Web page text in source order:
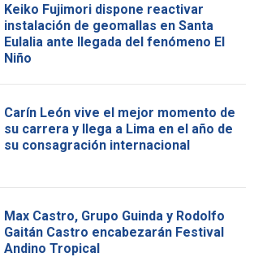
Keiko Fujimori dispone reactivar
instalación de geomallas en Santa
Eulalia ante llegada del fenómeno El
Niño
Carín León vive el mejor momento de
su carrera y llega a Lima en el año de
su consagración internacional
Max Castro, Grupo Guinda y Rodolfo
Gaitán Castro encabezarán Festival
Andino Tropical